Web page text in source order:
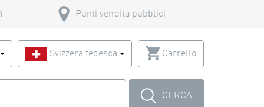
Punti vendita pubblici
Svizzera tedesca Carrello
CERCA